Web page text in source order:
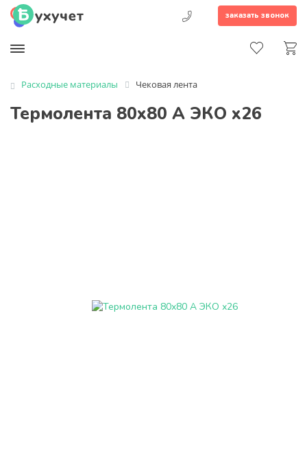
заказать звонок
Расходные материалы Чековая лента
Термолента 80х80 A ЭКО х26